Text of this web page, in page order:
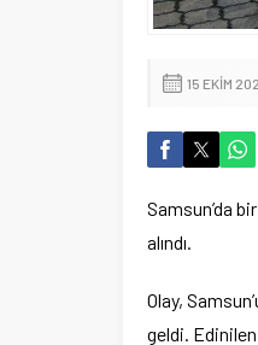
15 EKIM
Samsun’da
alındı.
Olay,
geldi.